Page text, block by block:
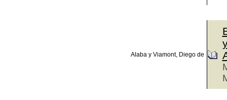
Alaba y Viamont, Diego de